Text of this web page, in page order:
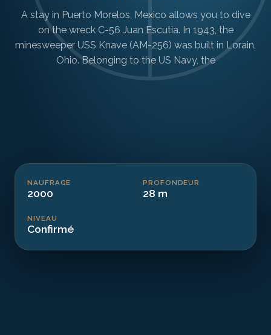
A stay in Puerto Morelos, Mexico allows you to dive
on the wreck C-56 Juan Escutia. In 1943, the
minesweeper USS Knave (AM-256) was built in Lorain,
Ohio. Belonging to the US Navy, the
NAUFRAGE
2000
PROFONDEUR
28 m
NIVEAU
Confirmé